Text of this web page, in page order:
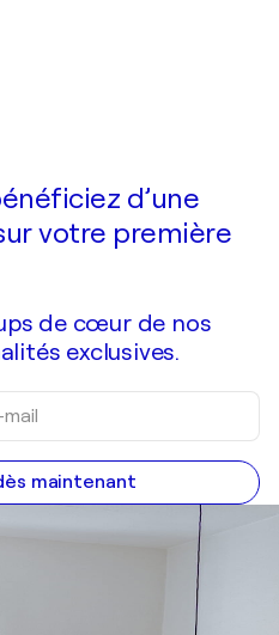
d’une
votre première
de cœur de nos
exclusives.
maintenant